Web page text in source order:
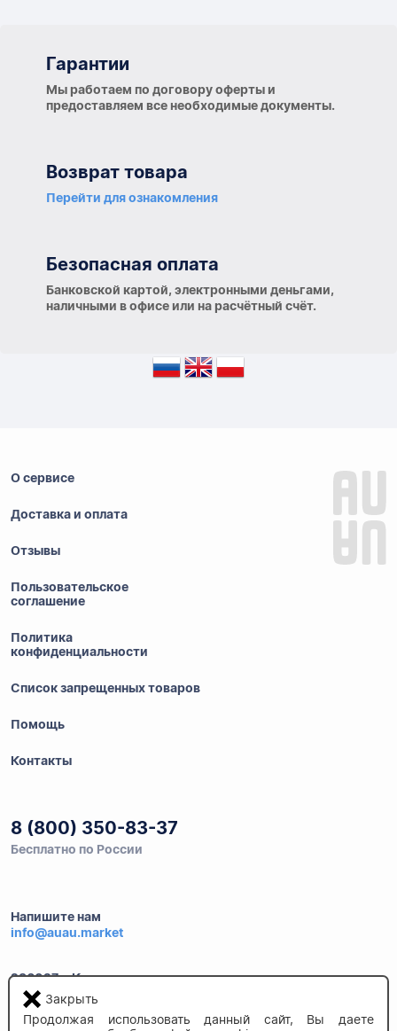
Гарантии
Мы работаем по договору оферты и
предоставляем все необходимые документы.
Возврат товара
Перейти для ознакомления
Безопасная оплата
Банковской картой, электронными деньгами,
наличными в офисе или на расчётный счёт.
О сервисе
Доставка и оплата
Отзывы
Пользовательское
соглашение
Политика
конфиденциальности
Список запрещенных товаров
Помощь
Контакты
8 (800) 350-83-37
Бесплатно по России
Напишите нам
info@auau.market
236027, г.Калининград
ул.Калязинская 6, оф. 2
Закрыть
Продолжая использовать данный сайт, Вы даете